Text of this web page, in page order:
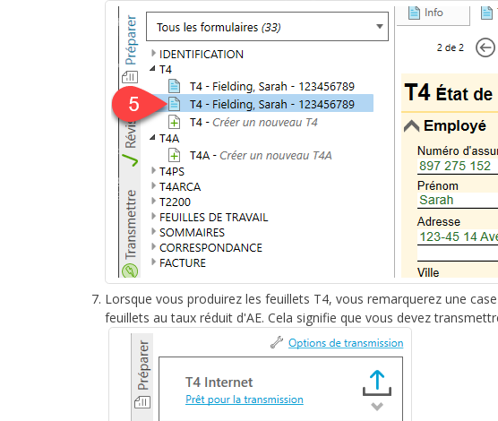
Lorsque vous produirez les feuillets T4, vous remarquerez une
feuillets au taux réduit d'AE. Cela signifie que vous devez